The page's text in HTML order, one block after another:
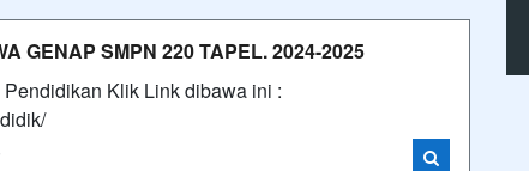
GENAP SMPN 220 TAPEL. 2024-2025
Klik Link dibawa ini :